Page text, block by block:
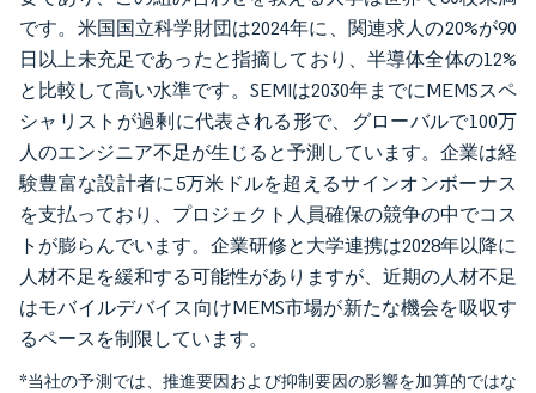
です。米国国立科学財団は2024年に、関連求人の20%が90
日以上未充足であったと指摘しており、半導体全体の12%
と比較して高い水準です。SEMIは2030年までにMEMSスペ
シャリストが過剰に代表される形で、グローバルで100万
人のエンジニア不足が生じると予測しています。企業は経
験豊富な設計者に5万米ドルを超えるサインオンボーナス
を支払っており、プロジェクト人員確保の競争の中でコス
トが膨らんでいます。企業研修と大学連携は2028年以降に
人材不足を緩和する可能性がありますが、近期の人材不足
はモバイルデバイス向けMEMS市場が新たな機会を吸収す
るペースを制限しています。
*当社の予測では、推進要因および抑制要因の影響を加算的ではな